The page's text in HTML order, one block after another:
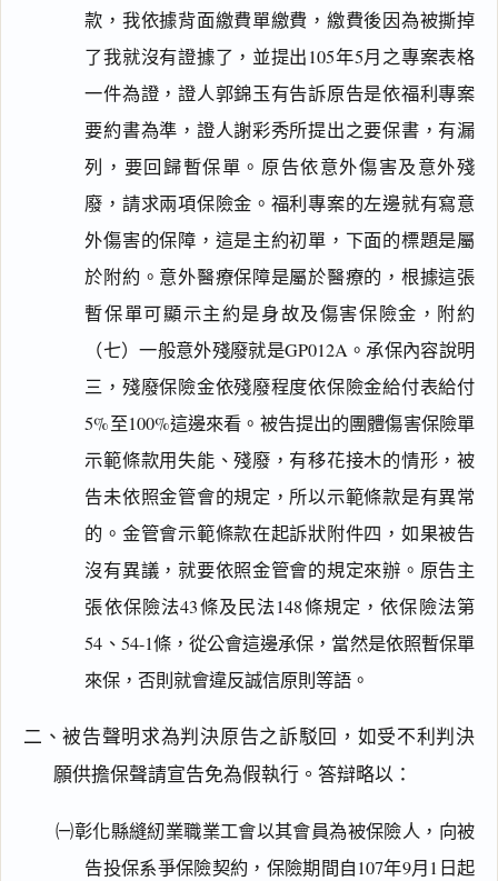
款，我依據背面繳費單繳費，繳費後因為被撕掉
了我就沒有證據了，並提出105年5月之專案表格
一件為證，證人郭錦玉有告訴原告是依福利專案
要約書為準，證人謝彩秀所提出之要保書，有漏
列，要回歸暫保單。原告依意外傷害及意外殘
廢，請求兩項保險金。福利專案的左邊就有寫意
外傷害的保障，這是主約初單，下面的標題是屬
於附約。意外醫療保障是屬於醫療的，根據這張
暫保單可顯示主約是身故及傷害保險金，附約
（七）一般意外殘廢就是GP012A。承保內容說明
三，殘廢保險金依殘廢程度依保險金給付表給付
5%至100%這邊來看。被告提出的團體傷害保險單
示範條款用失能、殘廢，有移花接木的情形，被
告未依照金管會的規定，所以示範條款是有異常
的。金管會示範條款在起訴狀附件四，如果被告
沒有異議，就要依照金管會的規定來辦。原告主
張依保險法43條及民法148條規定，依保險法第
54、54-1條，從公會這邊承保，當然是依照暫保單
來保，否則就會違反誠信原則等語。
二、被告聲明求為判決原告之訴駁回，如受不利判決
願供擔保聲請宣告免為假執行。答辯略以：
㈠彰化縣縫紉業職業工會以其會員為被保險人，向被
告投保系爭保險契約，保險期間自107年9月1日起